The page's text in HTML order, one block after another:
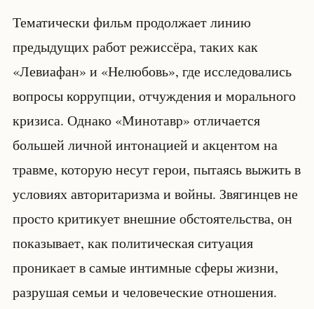
Тематически фильм продолжает линию
предыдущих работ режиссёра, таких как
«Левиафан» и «Нелюбовь», где исследовались
вопросы коррупции, отчуждения и морального
кризиса. Однако «Минотавр» отличается
большей личной интонацией и акцентом на
травме, которую несут герои, пытаясь выжить в
условиях авторитаризма и войны. Звягинцев не
просто критикует внешние обстоятельства, он
показывает, как политическая ситуация
проникает в самые интимные сферы жизни,
разрушая семьи и человеческие отношения.